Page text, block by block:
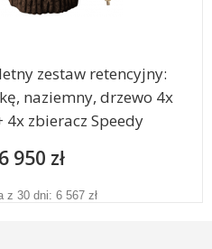
zestaw retencyjny:
naziemny, drzewo 4x
zbieracz Speedy
6 950 zł
z 30 dni: 6 567 zł